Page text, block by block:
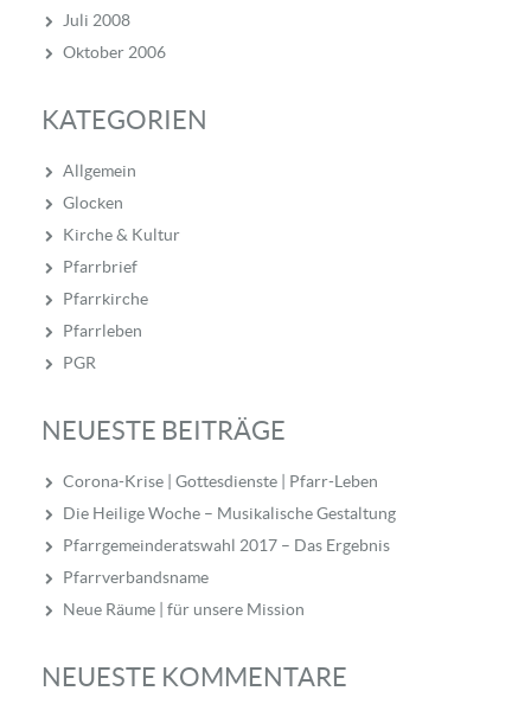
Juli 2008
Oktober 2006
KATEGORIEN
Allgemein
Glocken
Kirche & Kultur
Pfarrbrief
Pfarrkirche
Pfarrleben
PGR
NEUESTE BEITRÄGE
Corona-Krise | Gottesdienste | Pfarr-Leben
Die Heilige Woche – Musikalische Gestaltung
Pfarrgemeinderatswahl 2017 – Das Ergebnis
Pfarrverbandsname
Neue Räume | für unsere Mission
NEUESTE KOMMENTARE